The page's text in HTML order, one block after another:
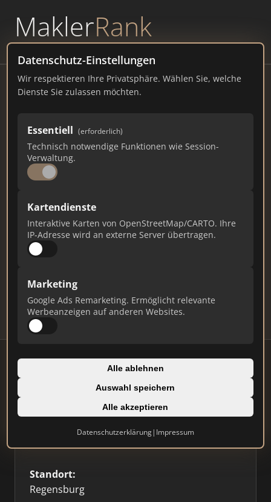
MaklerRank
powered byWAVEPOINT
Datenschutz-Einstellungen
Wir respektieren Ihre Privatsphäre. Wählen Sie, welche
Dienste Sie zulassen möchten.
Essentiell (erforderlich)
Technisch notwendige Funktionen wie Session-
Verwaltung.
Kartendienste
Interaktive Karten von OpenStreetMap/CARTO. Ihre
IP-Adresse wird an externe Server übertragen.
Marketing
Google Ads Remarketing. Ermöglicht relevante
Werbeanzeigen auf anderen Websites.
Alle ablehnen
Auswahl speichern
Alle akzeptieren
Datenschutzerklärung| Impressum
SCHEITER IMMOBILIEN GmbH
scheiter-immobilien.de
1.226
Ist das Ihr Unternehmen?
Verifizieren Sie Ihr Profil, bearbeiten Sie Ihre
Updates.
Profil beanspruchen
⭐ Etabliert
Einzelner Makler
Standort:
Regensburg